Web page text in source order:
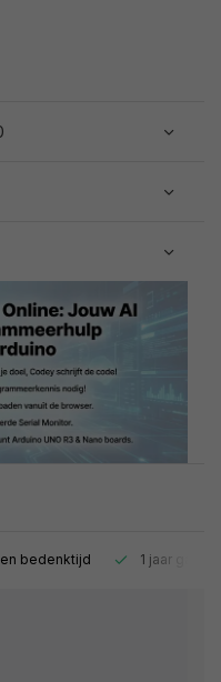
bedenktijd 1 jaar